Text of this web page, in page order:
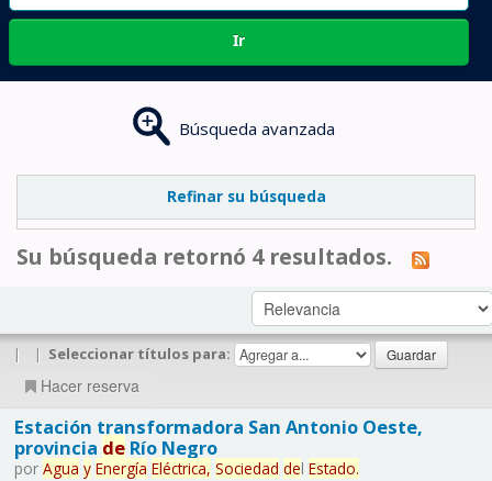
Ir
Búsqueda avanzada
Refinar su búsqueda
Su búsqueda retornó 4 resultados.
| | Seleccionar títulos para:
Hacer reserva
Estación transformadora San Antonio Oeste,
provincia deRío Negro
por Agua y Energía Eléctrica, Sociedad del Estado.